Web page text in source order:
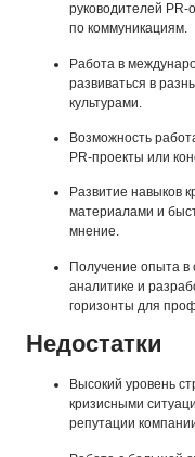
руководителей
по коммуникациям.
Работа в
развиваться в
культурами.
Возможность
PR-проекты или
Развитие навыков
материалами и
мнение.
Получение опыта в
аналитике и
горизонты для
Недостатки
Высокий уровень
кризисными
репутации